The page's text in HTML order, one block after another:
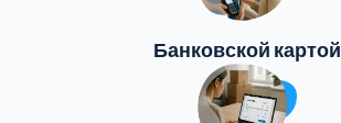
Банковской картой